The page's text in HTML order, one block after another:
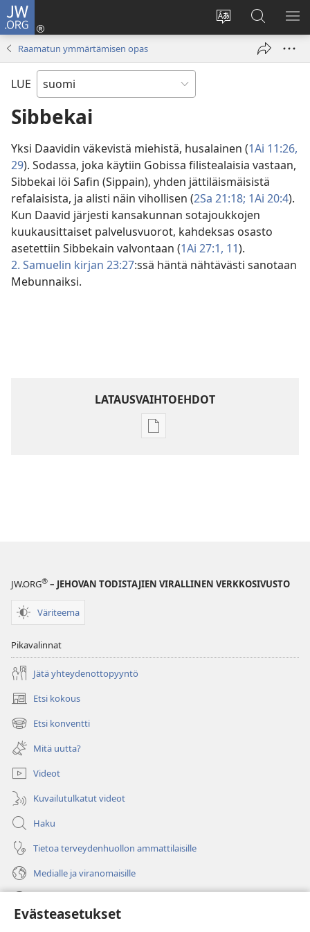
Evästeasetukset
JW.ORG
Vaihda
sivuston
Kirjaudu
(avaa
Hae
JW.ORG-
sivustolta
Raamatun ymmärtämisen opas
LUE
Sibbekai
Yksi Daavidin väkevistä miehistä, husalainen (1Ai 11:26,
29). Sodassa, joka käytiin Gobissa filistealaisia vastaan,
Sibbekai löi Safin (Sippain), yhden jättiläismäisistä
refalaisista, ja alisti näin vihollisen (2Sa 21:18; 1Ai 20:4).
Kun Daavid järjesti kansakunnan sotajoukkojen
kuukausittaiset palvelusvuorot, kahdeksas osasto
asetettiin Sibbekain valvontaan (1Ai 27:1, 11).
2. Samuelin kirjan 23:27:ssä häntä nähtävästi sanotaan
Mebunnaiksi.
LATAUSVAIHTOEHDOT
Julkaisujen
JW.ORG® – JEHOVAN TODISTAJIEN VIRALLINEN VERKKOSIVUSTO
Väriteema
Pikavalinnat
Jätä yhteydenottopyyntö
Etsi kokous
(avaa
uuden
ikkunan)
Etsi konventti
(avaa
uuden
ikkunan)
Mitä uutta?
Videot
Kuvailutulkatut videot
Haku
Tietoa terveydenhuollon ammattilaisille
Medialle ja viranomaisille